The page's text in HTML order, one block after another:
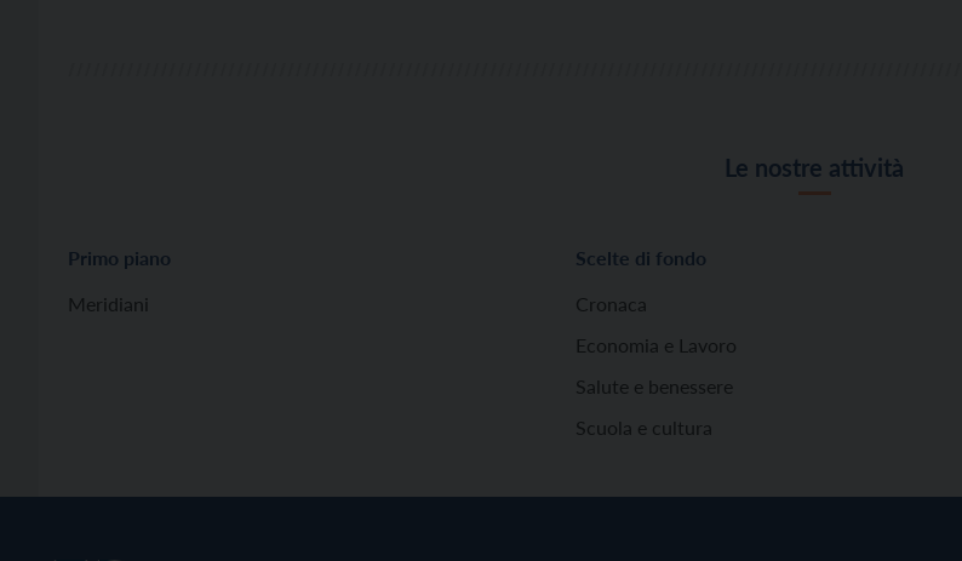
Le nostre attività
Primo piano
Meridiani
Scelte di fondo
Cronaca
Economia e Lavoro
Salute e benessere
Scuola e cultura